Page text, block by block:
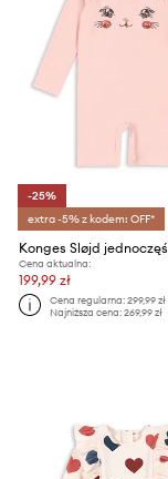
-25%
extra -5% z kodem: OFF*
Cena aktualna:
199,99 zł
Cena regularna:299,99 zł
Najniższa cena:269,99 zł